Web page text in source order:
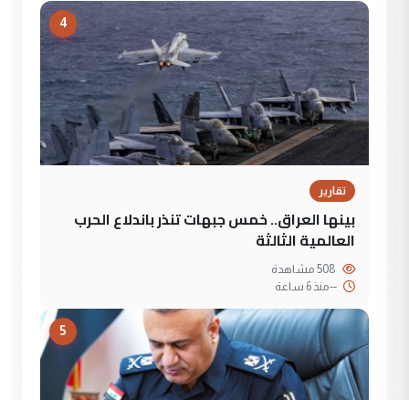
4
تقارير
بينها العراق.. خمس جبهات تنذر باندلاع الحرب
العالمية الثالثة
--منذ 6 ساعة
5